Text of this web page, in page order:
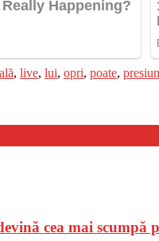
, live, lui, opri, poate,
cea mai scumpă